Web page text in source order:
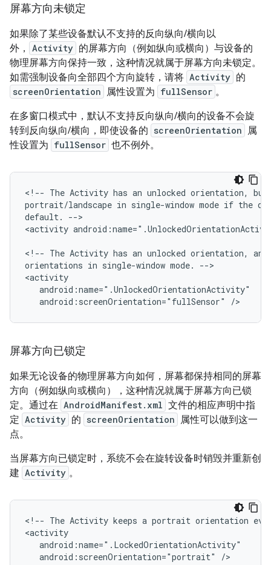
屏幕方向未锁定
如果除了某些设备默认不支持的反向纵向/横向以
外，
Activity 的屏幕方向（例如纵向或横向）与设备的
物理屏幕方向保持一致，这种情况就属于屏幕方向未锁定。
如需强制设备向全部四个方向旋转，请将 Activity 的
screenOrientation 属性设置为 fullSensor 。
在多窗口模式中，默认不支持反向纵向/横向的设备不会旋
转到反向纵向/横向，即使设备的 screenOrientation
属
性设置为 fullSensor 也不例外。
<!-- The Activity has an unlocked orientation,
but
portrait/landscape in single-window mode if the
default.
-->
<activity
<!-- The Activity has an unlocked orientation,
and
orientations in single-window mode.
-->
android:screenOrientation="fullSensor"
/>
屏幕方向已锁定
如果无论设备的物理屏幕方向如何，屏幕都保持相同的屏幕
方向（例如纵向或横向），这种情况就属于屏幕方向已锁
定。通过在 AndroidManifest.xml 文件的相应声明中指
定 Activity 的 screenOrientation
属性可以做到这一
点。
当屏幕方向已锁定时，系统不会在旋转设备时销毁并重新创
建 Activity 。
<!-- The Activity keeps a portrait orientation
android:screenOrientation="portrait"
/>